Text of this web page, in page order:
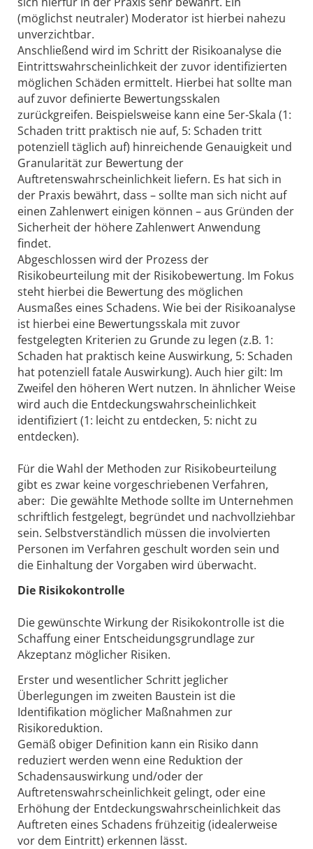
(möglichst neutraler) Moderator ist hierbei nahezu
unverzichtbar.
Anschließend wird im Schritt der Risikoanalyse die
Eintrittswahrscheinlichkeit der zuvor identifizierten
möglichen Schäden ermittelt. Hierbei hat sollte man
auf zuvor definierte Bewertungsskalen
zurückgreifen. Beispielsweise kann eine 5er-Skala (1:
Schaden tritt praktisch nie auf, 5: Schaden tritt
potenziell täglich auf) hinreichende Genauigkeit und
Granularität zur Bewertung der
Auftretenswahrscheinlichkeit liefern. Es hat sich in
der Praxis bewährt, dass – sollte man sich nicht auf
einen Zahlenwert einigen können – aus Gründen der
Sicherheit der höhere Zahlenwert Anwendung
findet.
Abgeschlossen wird der Prozess der
Risikobeurteilung mit der Risikobewertung. Im Fokus
steht hierbei die Bewertung des möglichen
Ausmaßes eines Schadens. Wie bei der Risikoanalyse
ist hierbei eine Bewertungsskala mit zuvor
festgelegten Kriterien zu Grunde zu legen (z.B. 1:
Schaden hat praktisch keine Auswirkung, 5: Schaden
hat potenziell fatale Auswirkung). Auch hier gilt: Im
Zweifel den höheren Wert nutzen. In ähnlicher Weise
wird auch die Entdeckungswahrscheinlichkeit
identifiziert (1: leicht zu entdecken, 5: nicht zu
entdecken).
Für die Wahl der Methoden zur Risikobeurteilung
gibt es zwar keine vorgeschriebenen Verfahren,
aber: Die gewählte Methode sollte im Unternehmen
schriftlich festgelegt, begründet und nachvollziehbar
sein. Selbstverständlich müssen die involvierten
Personen im Verfahren geschult worden sein und
die Einhaltung der Vorgaben wird überwacht.
Die Risikokontrolle
Die gewünschte Wirkung der Risikokontrolle ist die
Schaffung einer Entscheidungsgrundlage zur
Akzeptanz möglicher Risiken.
Erster und wesentlicher Schritt jeglicher
Überlegungen im zweiten Baustein ist die
Identifikation möglicher Maßnahmen zur
Risikoreduktion.
Gemäß obiger Definition kann ein Risiko dann
reduziert werden wenn eine Reduktion der
Schadensauswirkung und/oder der
Auftretenswahrscheinlichkeit gelingt, oder eine
Erhöhung der Entdeckungswahrscheinlichkeit das
Auftreten eines Schadens frühzeitig (idealerweise
vor dem Eintritt) erkennen lässt.